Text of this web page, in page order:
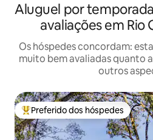
Aluguel por
avaliações em Rio
Os hóspedes concordam:
muito bem avaliadas quanto
outros
Entre os melhores preferidos dos
Preferido dos hóspedes